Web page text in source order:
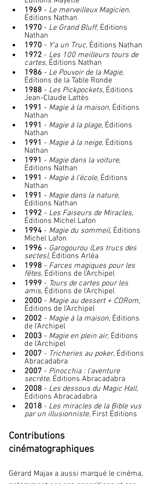
1969 - Le merveilleux Magicien,
Éditions Nathan
1970 - Le Grand Bluff, Éditions
Nathan
1970 - Y'a un Truc, Éditions Nathan
1972 - Les 100 meilleurs tours de
cartes, Éditions Nathan
1986 - Le Pouvoir de la Magie,
Éditions de la Table Ronde
1988 - Les Pickpockets, Éditions
Jean-Claude Lattès
1991 - Magie à la maison, Éditions
Nathan
1991 - Magie à la plage, Éditions
Nathan
1991 - Magie à la neige, Éditions
Nathan
1991 - Magie dans la voiture,
Éditions Nathan
1991 - Magie à l'école, Éditions
Nathan
1991 - Magie dans la nature,
Éditions Nathan
1992 - Les Faiseurs de Miracles,
Éditions Michel Lafon
1994 - Magie du sommeil, Éditions
Michel Lafon
1996 - Garogourou (Les trucs des
sectes), Éditions Arléa
1998 - Farces magiques pour les
fêtes, Éditions de l'Archipel
1999 - Tours de cartes pour les
amis, Éditions de l'Archipel
2000 - Magie au dessert + CDRom,
Éditions de l'Archipel
2002 - Magie à la maison, Éditions
de l'Archipel
2003 - Magie en plein air, Éditions
de l'Archipel
2007 - Tricheries au poker, Éditions
Abracadabra
2007 - Pinocchia : l'aventure
secrète, Éditions Abracadabra
2008 - Les dessous du Magic Hall,
Éditions Abracadabra
2018 - Les miracles de la Bible vus
par un illusionniste, First Éditions
Contributions
cinématographiques
Gérard Majax a aussi marqué le cinéma,